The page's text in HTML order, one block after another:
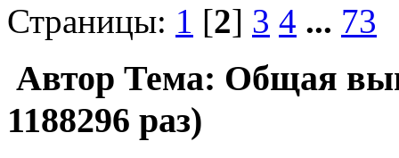
Страницы: 1 [2] 3 4 ... 73
Автор Тема: Общая
1188296 раз)